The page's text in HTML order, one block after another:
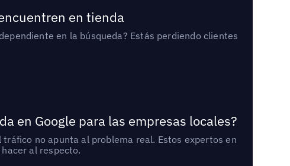
en tienda
en la búsqueda? Estás perdiendo clientes
en Google para las empresas locales?
no apunta al problema real. Estos expertos en
al respecto.